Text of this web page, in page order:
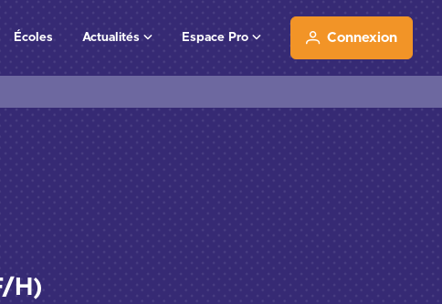
Écoles Actualités Espace Pro Connexion
H)